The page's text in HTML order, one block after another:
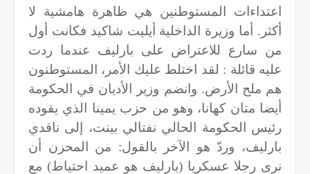
اعتداءات المستوطنين هي ظاهرة هامشية لا
أكثر. أما وزيرة الداخلية أيليت شاكيد فكانت أول
من سارع للاعتراض على بارليف عندما ردت
عليه قائلة : لقد اختلط عليك الأمر، المستوطنون
هم ملح الأرض. وانضم وزير الأديان في الحكومة
أيضا متان كهانا، وهو من حزب يمينا الذي يقوده
رئيس الحكومة الحالي نفتالي بينت، إلى ناقدي
بارليف، وردّ هو الآخر بالقول: من المحزن أن
نرى رجلا عسكريا (بارليف هو عميد احتياط) مع